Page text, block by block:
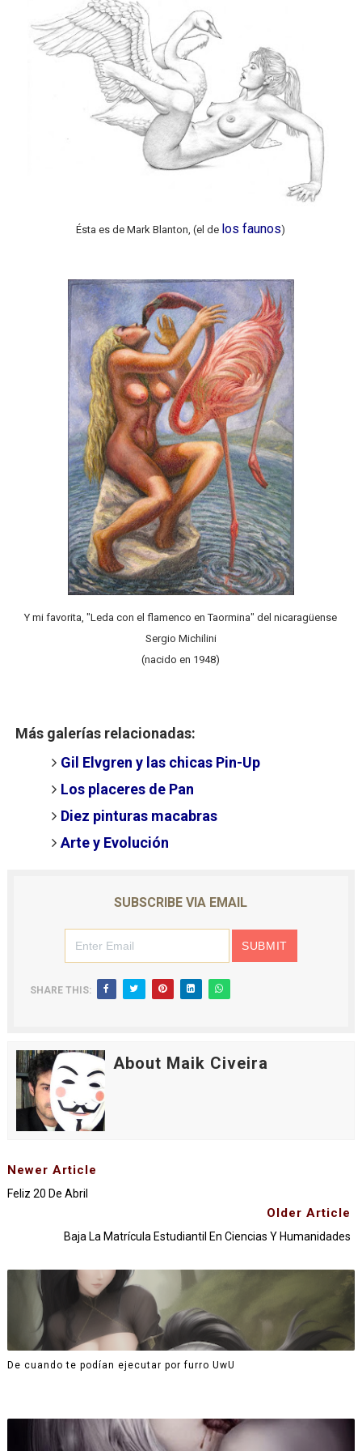
Ésta es de Mark Blanton, (el de los faunos)
Y mi favorita, "Leda con el flamenco en Taormina" del nicaragüense
Sergio Michilini
(nacido en 1948)
Más galerías relacionadas:
Gil Elvgren y las chicas Pin-Up
Los placeres de Pan
Diez pinturas macabras
Arte y Evolución
SUBSCRIBE VIA EMAIL
SHARE THIS:
About Maik Civeira
Newer Article
Feliz 20 De Abril
Older Article
Baja La Matrícula Estudiantil En Ciencias Y Humanidades
De cuando te podían ejecutar por furro UwU